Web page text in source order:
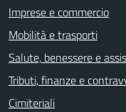
Imprese e commercio
Mobilità e trasporti
Salute, benessere e
Tributi, finanze e
Cimiteriali